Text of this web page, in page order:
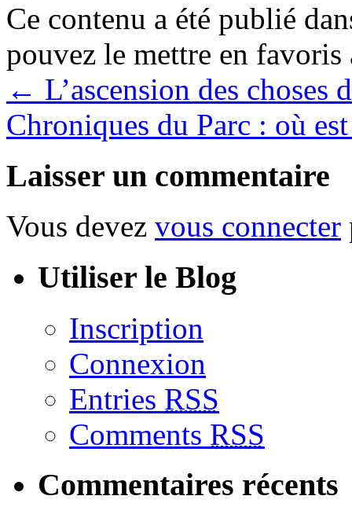
Ce contenu a été publié
pouvez le mettre en
← L’ascension des choses
Chroniques du Parc : où
Laisser un commentaire
Vous devez vous connecter
Utiliser le Blog
Inscription
Connexion
Entries RSS
Comments RSS
Commentaires récents